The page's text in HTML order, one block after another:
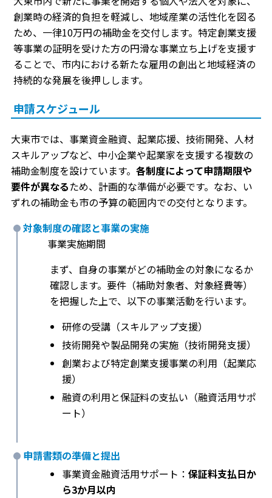
創業時の経済的負担を軽減し、地域産業の活性化を図る
ため、一律10万円の補助金を交付します。特定創業支援
等事業の証明を受けた方の円滑な事業立ち上げを支援す
ることで、市内における新たな雇用の創出と地域経済の
持続的な発展を後押しします。
申請スケジュール
大東市では、事業資金融資、起業応援、技術開発、人材
スキルアップなど、中小企業や起業家を支援する複数の
補助金制度を設けています。 各制度によって申請期限や
要件が異なるため、計画的な準備が必要です。なお、い
ずれの補助金も市の予算の範囲内での交付となります。
対象制度の確認と事業の実施
事業実施期間
まず、自身の事業がどの補助金の対象になるか
確認します。要件（補助対象者、対象経費等）
を把握した上で、以下の事業活動を行います。
研修の受講（スキルアップ支援）
技術開発や製品開発の実施（技術開発支援）
創業および特定創業支援事業の利用（起業応
援）
融資の利用と保証料の支払い（融資活用サポ
ート）
申請書類の準備と提出
事業資金融資活用サポート： 保証料支払日か
ら3か月以内